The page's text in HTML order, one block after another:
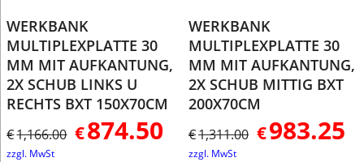
WERKBANK
MULTIPLEXPLATTE 30
MM MIT AUFKANTUNG,
2X SCHUB LINKS U
RECHTS BXT 150X70CM
€1,166.00 €874.50
zzgl. MwSt
WERKBANK
MULTIPLEXPLATTE 30
MM MIT AUFKANTUNG,
2X SCHUB MITTIG BXT
200X70CM
€1,311.00 €983.25
zzgl. MwSt